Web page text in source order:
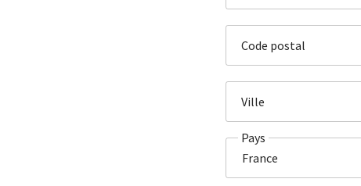
Code postal
Ville
Pays